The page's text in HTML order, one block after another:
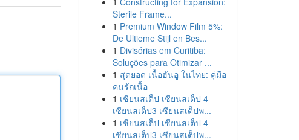
Sterile Frame...
1 Premium Window Film 5%:
De Ultieme Stijl en Bes...
1 Divisórias em Curitiba:
Soluções para Otimizar ...
1 สุดยอด เนื้อฮันอู ในไทย: คู่มือ
คนรักเนื้อ
1 เซียนสเต็ป เซียนสเต็ป 4
เซียนสเต็ป3 เซียนสเต็ปพ...
1 เซียนสเต็ป เซียนสเต็ป 4
เซียนสเต็ป3 เซียนสเต็ปพ...